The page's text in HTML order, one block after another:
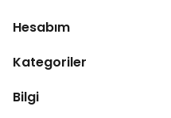
Hesabım
Kategoriler
Bilgi